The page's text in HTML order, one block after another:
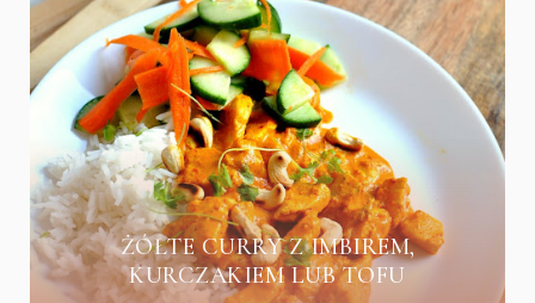
ŻÓŁTE CURRY Z IMBIREM,
KURCZAKIEM LUB TOFU